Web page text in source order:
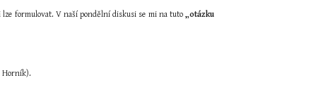
formulovat. V naší pondělní diskusi se mi na tuto „otázku
Horník).